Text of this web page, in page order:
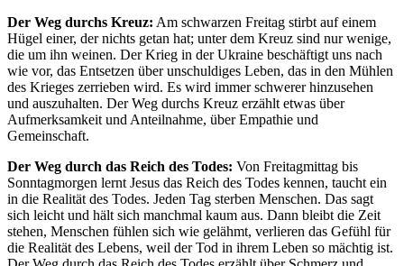
Der Weg durchs Kreuz: Am schwarzen Freitag stirbt auf einem
Hügel einer, der nichts getan hat; unter dem Kreuz sind nur wenige,
die um ihn weinen. Der Krieg in der Ukraine beschäftigt uns nach
wie vor, das Entsetzen über unschuldiges Leben, das in den Mühlen
des Krieges zerrieben wird. Es wird immer schwerer hinzusehen
und auszuhalten. Der Weg durchs Kreuz erzählt etwas über
Aufmerksamkeit und Anteilnahme, über Empathie und
Gemeinschaft.
Der Weg durch das Reich des Todes: Von Freitagmittag bis
Sonntagmorgen lernt Jesus das Reich des Todes kennen, taucht ein
in die Realität des Todes. Jeden Tag sterben Menschen. Das sagt
sich leicht und hält sich manchmal kaum aus. Dann bleibt die Zeit
stehen, Menschen fühlen sich wie gelähmt, verlieren das Gefühl für
die Realität des Lebens, weil der Tod in ihrem Leben so mächtig ist.